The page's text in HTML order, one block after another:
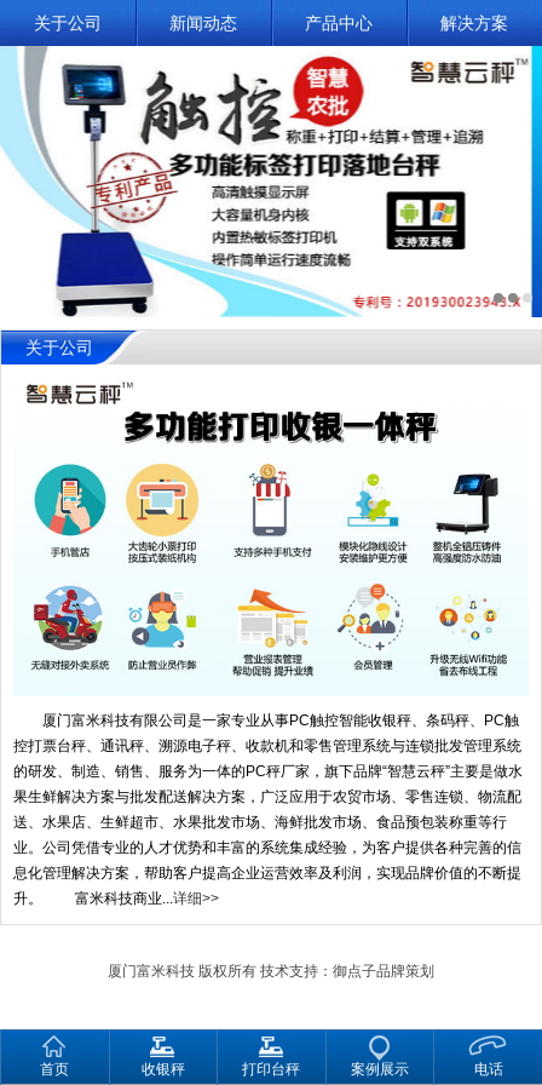
关于公司 新闻动态 产品中心 解决方案
关于公司
厦门富米科技有限公司是一家专业从事PC触控智能收银秤、条码秤、PC触
控打票台秤、通讯秤、溯源电子秤、收款机和零售管理系统与连锁批发管理系统
的研发、制造、销售、服务为一体的PC秤厂家，旗下品牌“智慧云秤”主要是做水
果生鲜解决方案与批发配送解决方案，广泛应用于农贸市场、零售连锁、物流配
送、水果店、生鲜超市、水果批发市场、海鲜批发市场、食品预包装称重等行
业。公司凭借专业的人才优势和丰富的系统集成经验，为客户提供各种完善的信
息化管理解决方案，帮助客户提高企业运营效率及利润，实现品牌价值的不断提
升。 富米科技商业...详细>>
厦门富米科技 版权所有 技术支持： 御点子品牌策划
首页 收银秤 打印台秤 案例展示 电话